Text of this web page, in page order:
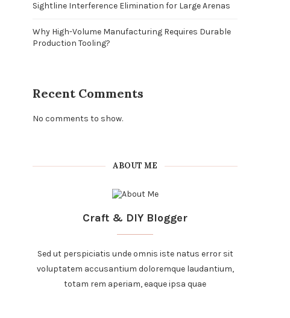
Sightline Interference Elimination for Large Arenas
Why High-Volume Manufacturing Requires Durable
Production Tooling?
Recent Comments
No comments to show.
ABOUT ME
Craft & DIY Blogger
Sed ut perspiciatis unde omnis iste natus error sit
voluptatem accusantium doloremque laudantium,
totam rem aperiam, eaque ipsa quae